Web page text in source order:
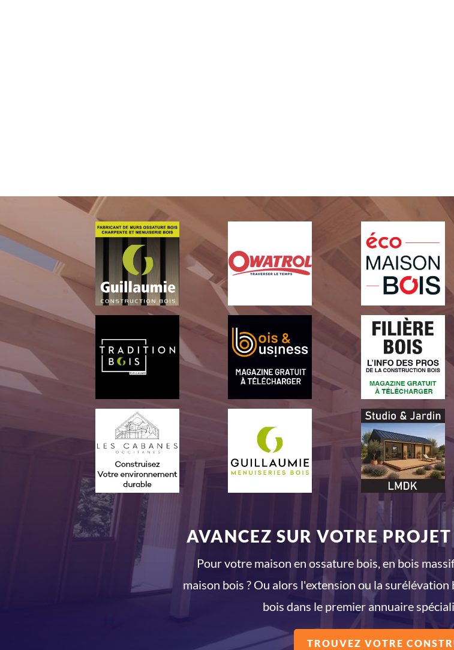
AVANCEZ SUR VOTRE
Pour votre maison en ossature bois, en bois
maison bois ? Ou alors l'extension ou la
bois dans le premier annuaire
TROUVEZ VOTRE